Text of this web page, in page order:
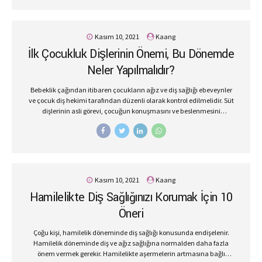
böylece eksik dişin yeri doldurulur. Doğal protez dişlerle hem estetik
görünümünüz iyileşerek estetik kaygılarınız giderilecek hem de ağız
ve dişleriniz tam manasıyla hareket ederek düzgün konuşmanız ve
yemek yeminiz sağlanacaktır. Çürük diş tedavisinden...
Kasım 10, 2021 Kaang
İlk Çocukluk Dişlerinin Önemi, Bu Dönemde
Neler Yapılmalıdır?
Bebeklik çağından itibaren çocukların ağız ve diş sağlığı ebeveynler
ve çocuk diş hekimi tarafından düzenli olarak kontrol edilmelidir. Süt
dişlerinin asli görevi, çocuğun konuşmasını ve beslenmesini
dişlerinin önemi oldukça büyüktür. Ayrıca süt dişleri, kendinden
nedenlere bağlı olarak düştüğü durumlarda yer tutucu yöntemlerle
bu dişlerin yeri korunmalıdır ki komşu dişleri bu boşluğu kapatmasın.
Komşu dişler, dişin yerini kapatırsa çapraşıklık ya da gömülü kalma...
Kasım 10, 2021 Kaang
Hamilelikte Diş Sağlığınızı Korumak İçin 10
Öneri
Çoğu kişi, hamilelik döneminde diş sağlığı konusunda endişelenir.
Hamilelik döneminde diş ve ağız sağlığına normalden daha fazla
önem vermek gerekir. Hamilelikte aşermelerin artmasına bağlı